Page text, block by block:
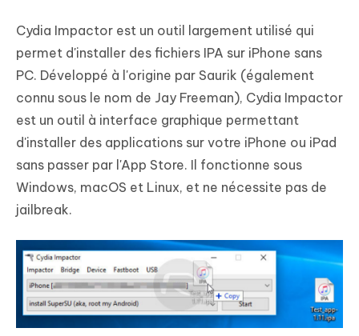
Cydia Impactor est un outil largement utilisé qui
permet d'installer des fichiers IPA sur iPhone sans
PC. Développé à l'origine par Saurik (également
connu sous le nom de Jay Freeman), Cydia Impactor
est un outil à interface graphique permettant
d'installer des applications sur votre iPhone ou iPad
sans passer par l'App Store. Il fonctionne sous
Windows, macOS et Linux, et ne nécessite pas de
jailbreak.